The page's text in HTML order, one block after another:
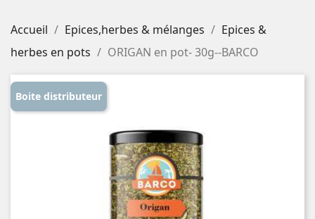
Accueil Epices,herbes & mélanges
Epices &
herbes en pots
ORIGAN en pot- 30g--BARCO
Boite distributeur